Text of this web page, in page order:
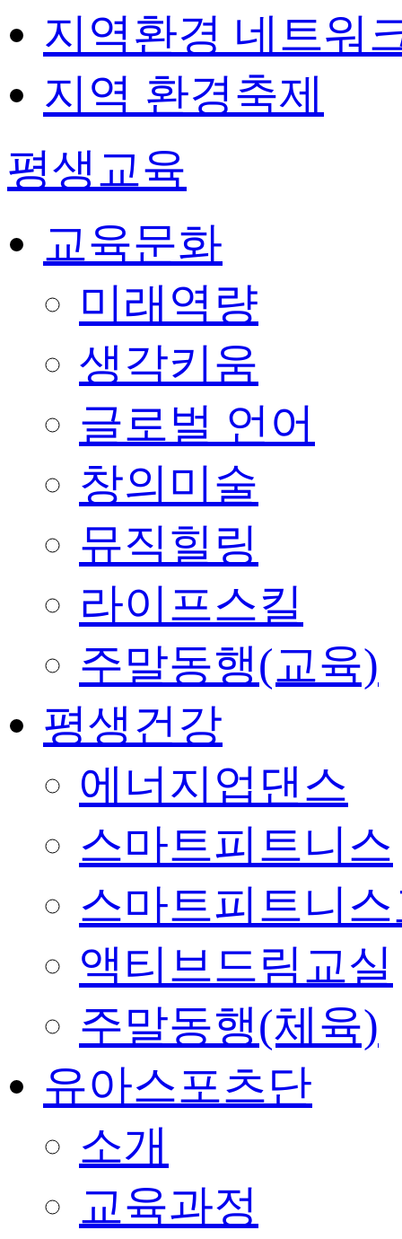
지역환경 네트워
지역 환경축제
평생교육
교육문화
미래역량
생각키움
글로벌 언어
창의미술
뮤직힐링
라이프스킬
주말동행(교육)
평생건강
에너지업댄스
스마트피트니스
스마트피트니
액티브드림교실
주말동행(체육)
유아스포츠단
소개
교육과정